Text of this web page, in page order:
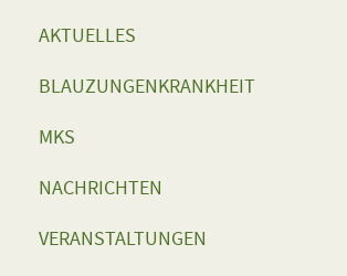
AKTUELLES
BLAUZUNGENKRANKHEIT
MKS
NACHRICHTEN
VERANSTALTUNGEN